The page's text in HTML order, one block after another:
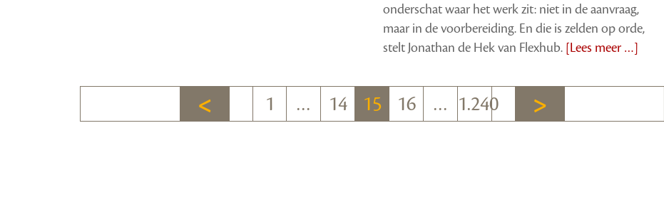
onderschat waar het werk zit: niet in de aanvraag,
maar in de voorbereiding. En die is zelden op orde,
stelt Jonathan de Hek van Flexhub. [Lees meer …]
1 … 14 15 16 … 1.240